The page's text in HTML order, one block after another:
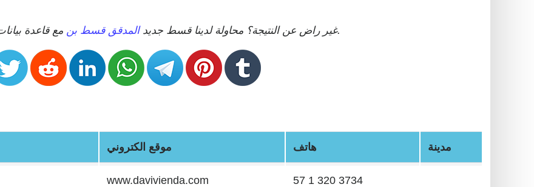
** غير راض عن النتيجة؟ محاولة لدينا قسط جديدالمدقق قسط بن مع قاعدة بيانات يتم تحديثها يوميا.
موقع الكتروني هاتف مدينة
www.davivienda.com 57 1 320 3734